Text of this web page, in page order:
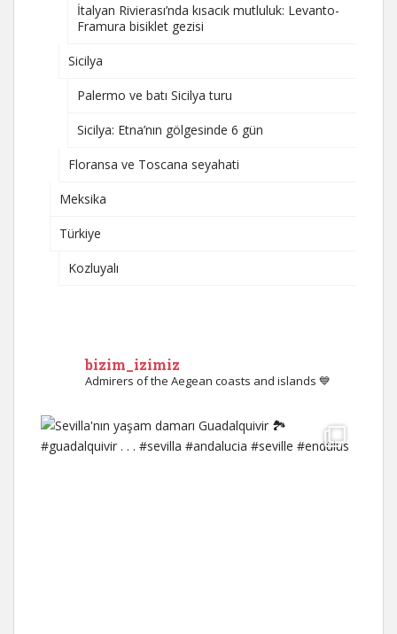
İtalyan Rivierası’nda kısacık mutluluk: Levanto-
Framura bisiklet gezisi
Sicilya
Palermo ve batı Sicilya turu
Sicilya: Etna’nın gölgesinde 6 gün
Floransa ve Toscana seyahati
Meksika
Türkiye
Kozluyalı
bizim_izimiz
Admirers of the Aegean coasts and islands 💙